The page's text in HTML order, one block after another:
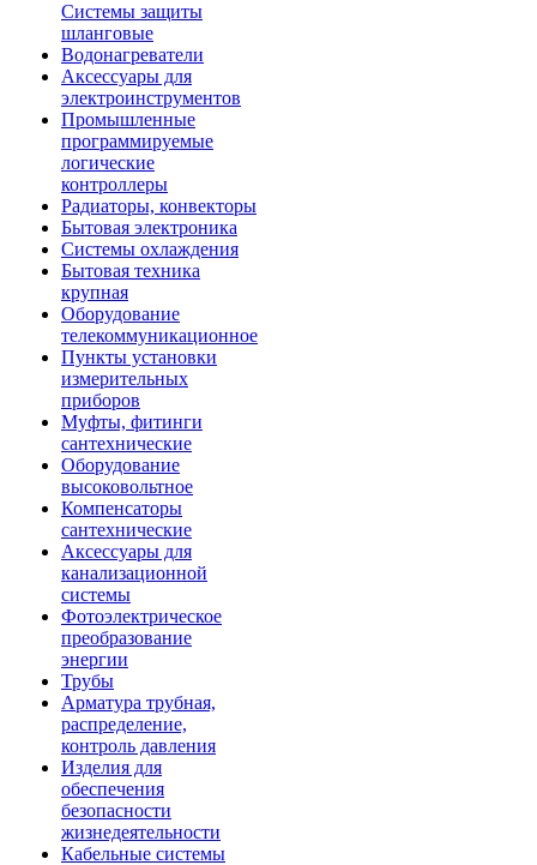
Системы защиты
шланговые
Водонагреватели
Аксессуары для
электроинструментов
Промышленные
программируемые
логические
контроллеры
Радиаторы, конвекторы
Бытовая электроника
Системы охлаждения
Бытовая техника
крупная
Оборудование
телекоммуникационное
Пункты установки
измерительных
приборов
Муфты, фитинги
сантехнические
Оборудование
высоковольтное
Компенсаторы
сантехнические
Аксессуары для
канализационной
системы
Фотоэлектрическое
преобразование
энергии
Трубы
Арматура трубная,
распределение,
контроль давления
Изделия для
обеспечения
безопасности
жизнедеятельности
Кабельные системы